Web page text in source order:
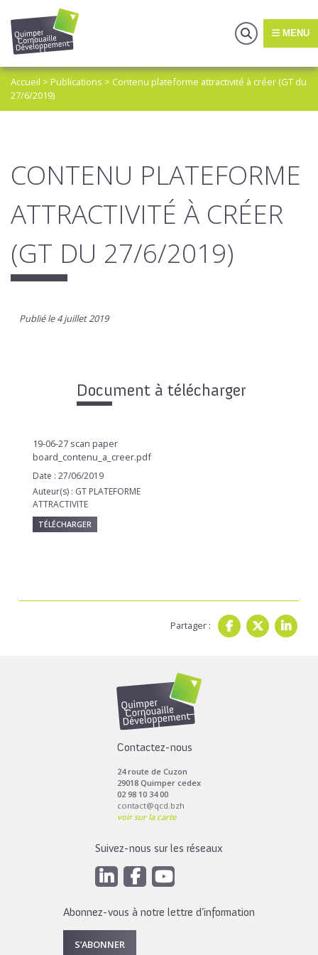
MENU
Accueil > Publications > Contenu plateforme attractivité à créer (GT du
27/6/2019)
CONTENU PLATEFORME
ATTRACTIVITÉ À CRÉER
(GT DU 27/6/2019)
Publié le 4 juillet 2019
Document à télécharger
19-06-27 scan paper
board_contenu_a_creer.pdf
Date : 27/06/2019
Auteur(s) : GT PLATEFORME
ATTRACTIVITE
TÉLÉCHARGER
Partager :
Contactez-nous
24 route de Cuzon
29018 Quimper cedex
02 98 10 34 00
contact@qcd.bzh
voir sur la carte
Suivez-nous sur les réseaux
Abonnez-vous à notre lettre d’information
S’ABONNER